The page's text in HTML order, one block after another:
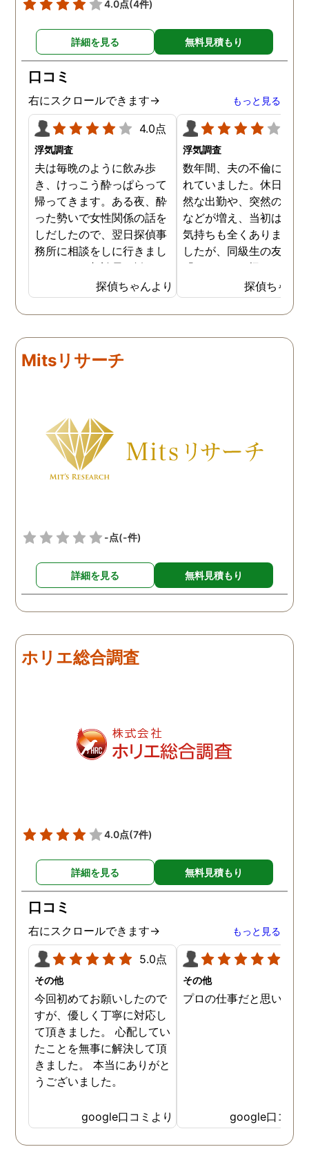
4.0点(4件)
詳細を見る 無料見積もり
口コミ
右にスクロールできます→ もっと見る
4.0点
浮気調査
夫は毎晩のように飲み歩
き、けっこう酔っぱらって
帰ってきます。ある夜、酔
った勢いで女性関係の話を
しだしたので、翌日探偵事
務所に相談をしに行きまし
た。そこで相談員に勧めら
れ、一度夫の浮気調査をし
てもらうことになりまし
た。夫はほぼ毎日飲み歩い
査は簡単だったようです。
4日ほど調査報告書もまと
その後輩の自宅の場所、二
人が頻繁に会っているお店
などが分かりました。
探偵ちゃんより
浮気調査
数年間、夫の不倫に悩ま
れていました。休日の不
然な出勤や、突然の飲み
などが増え、当初は怪し
気持ちも全くありません
したが、同級生の友人か
「もしかして怪しいんじ
ないの」と忠告を受けて
らもう一度考え直してみ
した。 以前に比べて、
り、家の中でもケータイ
たりすると、フェイスブ
クのメッセージでのやり
と一緒にいる現場を抑え
ことはどうしてもできず
探偵事務所へ相談しまし
た。 ２ヶ月ほど待つと
明な写真が添付された報
書が上がってきて、大変
探偵ちゃん
Mitsリサーチ
-点(-件)
詳細を見る 無料見積もり
ホリエ総合調査
4.0点(7件)
詳細を見る 無料見積もり
口コミ
右にスクロールできます→ もっと見る
5.0点
その他
今回初めてお願いしたので
すが、優しく丁寧に対応し
て頂きました。 心配してい
たことを無事に解決して頂
きました。 本当にありがと
うございました。
google口コミより
その他
プロの仕事だと思います
google口コミ